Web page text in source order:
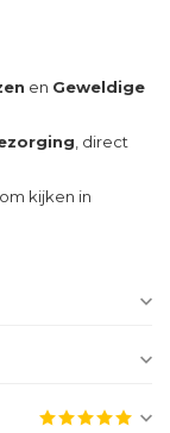
en Geweldige
, direct
kijken in